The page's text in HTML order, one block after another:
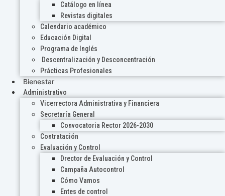
Catálogo en línea
Revistas digitales
Calendario académico
Educación Digital
Programa de Inglés
Descentralización y Desconcentración
Prácticas Profesionales
Bienestar
Administrativo
Vicerrectora Administrativa y Financiera
Secretaría General
Convocatoria Rector 2026-2030
Contratación
Evaluación y Control
Drector de Evaluación y Control
Campaña Autocontrol
Cómo Vamos
Entes de control